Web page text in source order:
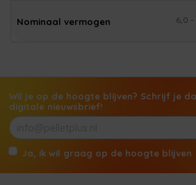
Nominaal vermogen 6,0 -
Wil je op de hoogte blijven? Schrijf je
digitale nieuwsbrief!
Ja, ik wil graag op de hoogte blijven